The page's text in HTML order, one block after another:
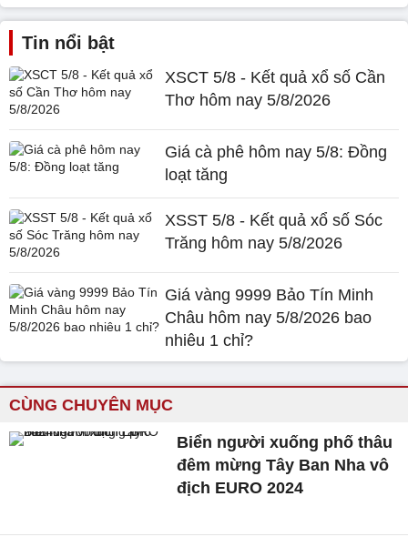
Tin nổi bật
XSCT 5/8 - Kết quả xổ số Cần
Thơ hôm nay 5/8/2026
Giá cà phê hôm nay 5/8: Đồng
loạt tăng
XSST 5/8 - Kết quả xổ số Sóc
Trăng hôm nay 5/8/2026
Giá vàng 9999 Bảo Tín Minh
Châu hôm nay 5/8/2026 bao
nhiêu 1 chỉ?
CÙNG CHUYÊN MỤC
Biển người xuống phố thâu
đêm mừng Tây Ban Nha vô
địch EURO 2024